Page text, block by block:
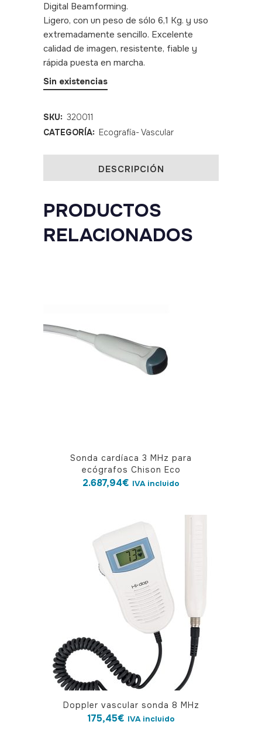
Digital Beamforming.
Ligero, con un peso de sólo 6,1 Kg. y uso
extremadamente sencillo. Excelente
calidad de imagen, resistente, fiable y
rápida puesta en marcha.
Sin existencias
SKU: 320011
CATEGORÍA: Ecografía- Vascular
DESCRIPCIÓN
PRODUCTOS
RELACIONADOS
Sonda cardíaca 3 MHz para
ecógrafos Chison Eco
2.687,94€ IVA incluido
Doppler vascular sonda 8 MHz
175,45€ IVA incluido